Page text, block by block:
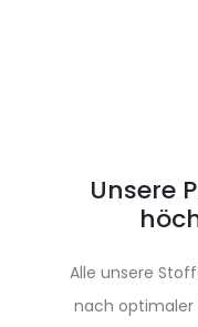
Unsere
Alle unsere
nach optimaler